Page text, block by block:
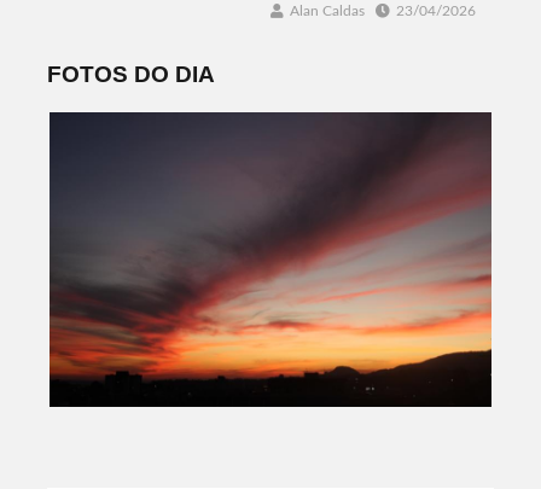
Alan Caldas 23/04/2026
FOTOS DO DIA